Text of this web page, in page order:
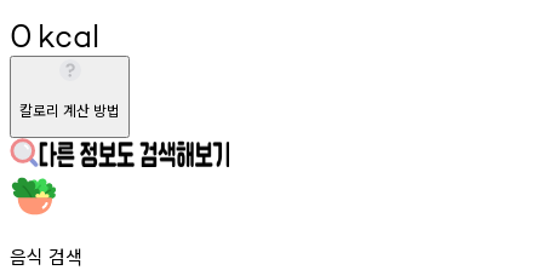
0 kcal
칼로리 계산 방법
음식 검색